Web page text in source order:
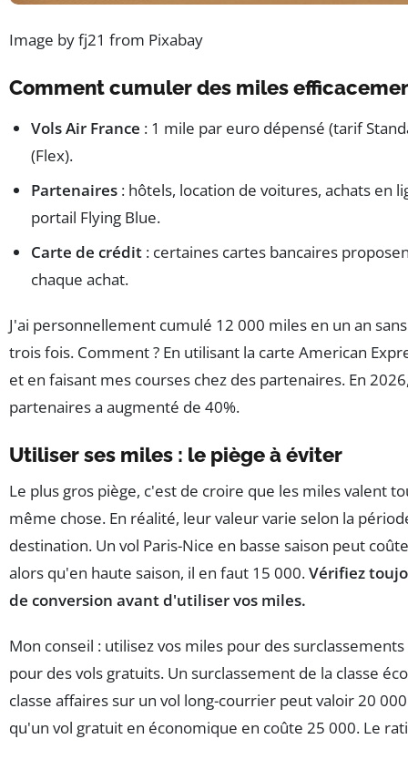
Image by fj21 from Pixabay
Comment cumuler des miles
Vols Air France : 1 mile par euro dépensé (tarif
(Flex).
Partenaires : hôtels, location de voitures, achats en
portail Flying Blue.
Carte de crédit : certaines cartes bancaires
chaque achat.
J'ai personnellement cumulé 12 000 miles en un an
trois fois. Comment ? En utilisant la carte American
et en faisant mes courses chez des partenaires. En
partenaires a augmenté de 40%.
Utiliser ses miles : le piège à éviter
Le plus gros piège, c'est de croire que les miles valent
même chose. En réalité, leur valeur varie selon la
destination. Un vol Paris-Nice en basse saison peut
alors qu'en haute saison, il en faut 15 000.Vérifiez
de conversion avant d'utiliser vos miles.
Mon conseil : utilisez vos miles pour des
pour des vols gratuits. Un surclassement de la classe
classe affaires sur un vol long-courrier peut valoir 20
qu'un vol gratuit en économique en coûte 25 000. Le